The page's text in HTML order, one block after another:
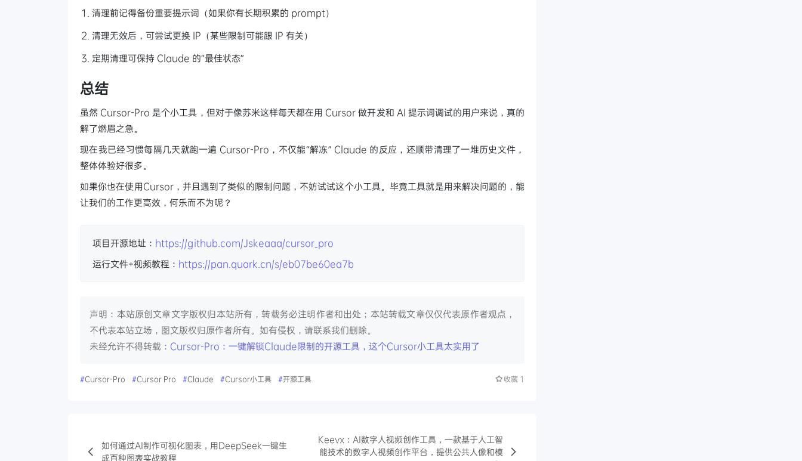
清理前记得备份重要提示词（如果你有长期积累的 prompt）
清理无效后，可尝试更换 IP（某些限制可能跟 IP 有关）
定期清理可保持 Claude 的“最佳状态”
总结
虽然 Cursor-Pro 是个小工具，但对于像苏米这样每天都在用 Cursor 做开发和 AI 提示词调试的用户来说，真的
解了燃眉之急。
现在我已经习惯每隔几天就跑一遍 Cursor-Pro，不仅能“解冻” Claude 的反应，还顺带清理了一堆历史文件，
整体体验好很多。
如果你也在使用Cursor，并且遇到了类似的限制问题，不妨试试这个小工具。毕竟工具就是用来解决问题的，能
让我们的工作更高效，何乐而不为呢？
项目开源地址： https://github.com/Jskeaaa/cursor_pro
运行文件+视频教程： https://pan.quark.cn/s/eb07be60ea7b
声明：本站原创文章文字版权归本站所有，转载务必注明作者和出处；本站转载文章仅仅代表原作者观点，
不代表本站立场，图文版权归原作者所有。如有侵权，请联系我们删除。
未经允许不得转载： Cursor-Pro：一键解锁Claude限制的开源工具，这个Cursor小工具太实用了
#Cursor-Pro #Cursor Pro #Claude #Cursor小工具 #开源工具 收藏 1
如何通过AI制作可视化图表，用DeepSeek一键生
成百种图表实战教程
Keevx：AI数字人视频创作工具，一款基于人工智
能技术的数字人视频创作平台，提供公共人像和模